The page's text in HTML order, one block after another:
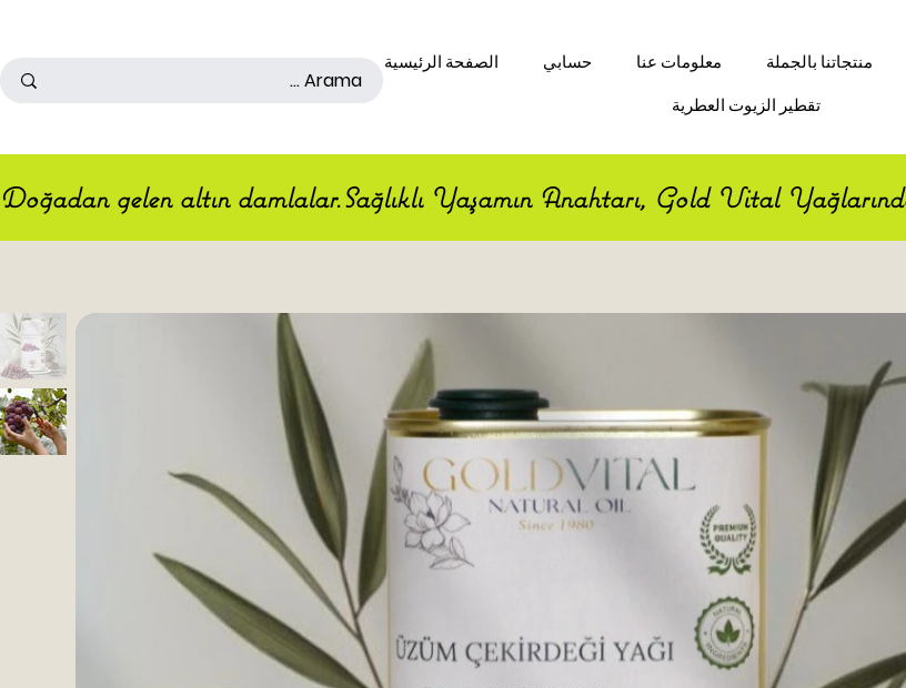
الصفحة الرئيسية
حسابي معلومات عنا منتجاتنا بالجملة
تقطير الزيوت العطرية
Doğadan gelen altın damlalar.Sağlıklı Yaşamın Anahtarı, Gold Vital